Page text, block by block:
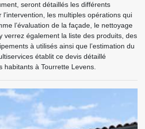
seront détaillés les différents
les multiples opérations qui
l’évaluation de la façade, le nettoyage
verrez également la liste des produits, des
à utilisés ainsi que l’estimation du
établit ce devis détaillé
habitants à Tourrette Levens.